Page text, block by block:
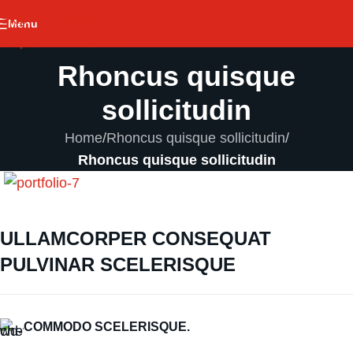
Skip to navigation
Menu
Rhoncus quisque
sollicitudin
Home/Rhoncus quisque sollicitudin/
Rhoncus quisque sollicitudin
ULLAMCORPER CONSEQUAT
PULVINAR SCELERISQUE
COMMODO SCELERISQUE.